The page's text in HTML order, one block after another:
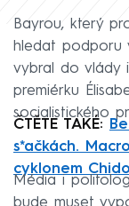
Bayrou, který
hledat podporu
vybral do vlády
premiérku
socialistického
ČTĚTE TAKÉ:
s*ačkách.
cyklonem Chido
Média i